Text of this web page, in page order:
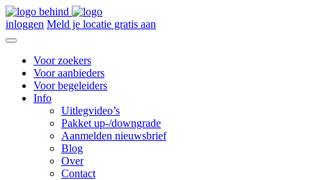
inloggen Meld je locatie gratis aan
Voor zoekers
Voor aanbieders
Voor begeleiders
Info
Uitlegvideo’s
Pakket up-/downgrade
Aanmelden nieuwsbrief
Blog
Over
Contact